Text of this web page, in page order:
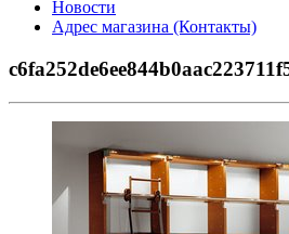
Новости
Адрес магазина (Контакты)